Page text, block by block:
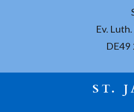
Ev.
ST.